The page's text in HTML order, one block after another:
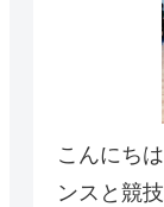
こんにち
ンスと競